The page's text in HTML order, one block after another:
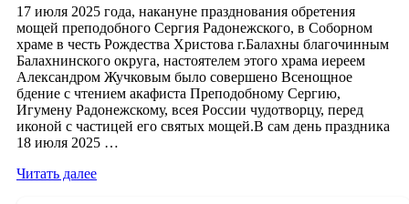
судебных
приставов»
17 июля 2025 года, накануне празднования обретения
мощей преподобного Сергия Радонежского, в Соборном
храме в честь Рождества Христова г.Балахны благочинным
Балахнинского округа, настоятелем этого храма иереем
Александром Жучковым было совершено Всенощное
бдение с чтением акафиста Преподобному Сергию,
Игумену Радонежскому, всея России чудотворцу, перед
иконой с частицей его святых мощей.В сам день праздника
18 июля 2025 …
Читать далее«В